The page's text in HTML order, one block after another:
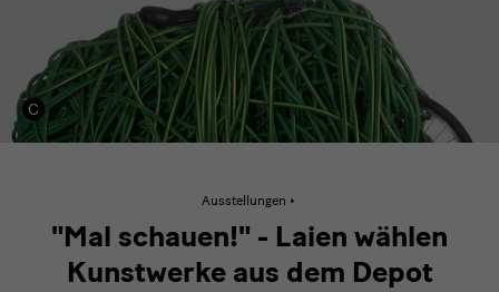
Ausstellungen
schauen
"Mal schauen!" - Laien wählen
Kunstwerke aus dem Depot